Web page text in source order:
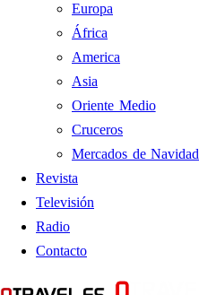
Europa
África
America
Asia
Oriente Medio
Cruceros
Mercados de Navidad
Revista
Televisión
Radio
Contacto